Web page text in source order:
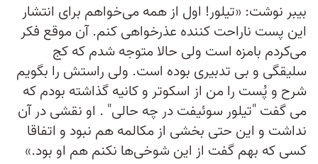
بیبر نوشت: «تیلور! اول از همه می‌خواهم برای انتشار
این پست ناراحت کننده عذرخواهی کنم. آن موقع فکر
می‌کردم بامزه است ولی حالا متوجه شدم که کج
سلیقگی و بی تدبیری بوده است. ولی راستش را بگویم
شرح و پُست را من از اسکوتر و کانیه گذاشته بودم که
می گفت "تیلور سوئیفت در چه حالی" . او نقشی در آن
نداشت و این حتی بخشی از مکالمه هم نبود و اتفاقا
کسی که بهم گفت از این شوخی‌ها نکنم هم او بود.»